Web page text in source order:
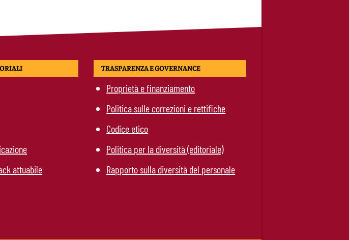
attuabile
TRASPARENZA E GOVERNANCE
Proprietà e finanziamento
Politica sulle correzioni e rettifiche
Codice etico
Politica per la diversità (editoriale)
Rapporto sulla diversità del personale